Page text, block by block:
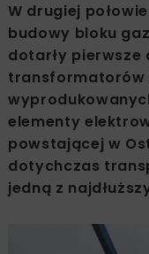
W drugiej
budowy bloku
dotarły pierwsze
transformatorów
elementy
powstającej w
dotychczas
jedną z